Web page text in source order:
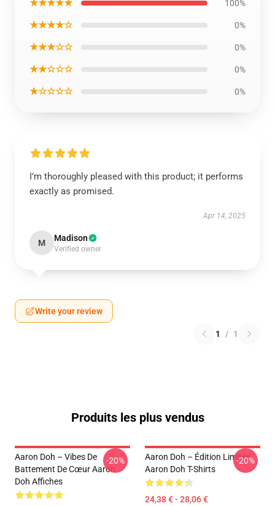
★★★★★ 100%
★★★★☆ 0%
★★★☆☆ 0%
★★☆☆☆ 0%
★☆☆☆☆ 0%
I’m thoroughly pleased with this product; it performs
exactly as promised.
Apr 14, 2025
M Madison
Verified owner
Write your review
1 / 1
Produits les plus vendus
Aaron Doh – Vibes De
Battement De Cœur Aaron
Doh Affiches
-20%
Aaron Doh – Édition Limitée
Aaron Doh T-Shirts
24,38 € - 28,06 €
-20%